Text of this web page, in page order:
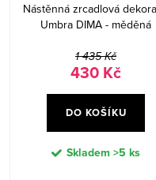
Nástěnná zrcadlová
Umbra DIMA - měděná
1 435 Kč
430 Kč
DO KOŠÍKU
Skladem >5 ks